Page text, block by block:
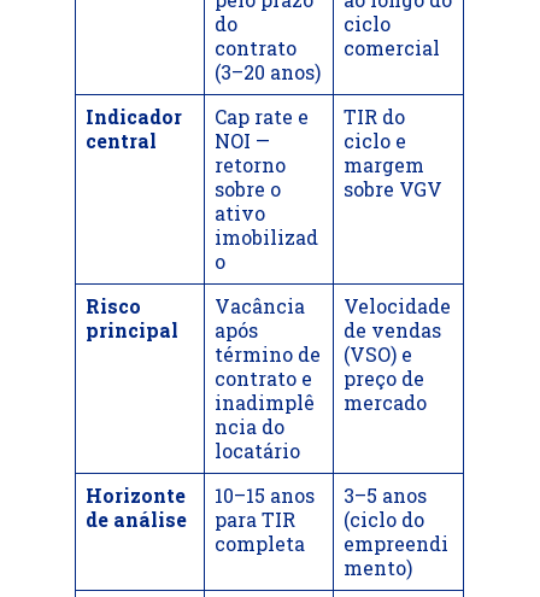
do
contrato
(3–20 anos)
ciclo
comercial
Indicador
central
Cap rate e
NOI —
retorno
sobre o
ativo
imobilizad
o
TIR do
ciclo e
margem
sobre VGV
Risco
principal
Vacância
após
término de
contrato e
inadimplê
ncia do
locatário
Velocidade
de vendas
(VSO) e
preço de
mercado
Horizonte
de análise
10–15 anos
para TIR
completa
3–5 anos
(ciclo do
empreendi
mento)